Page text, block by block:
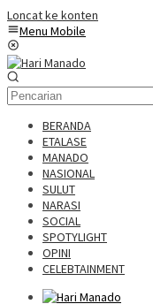
Loncat ke konten
Menu Mobile
BERANDA
ETALASE
MANADO
NASIONAL
SULUT
NARASI
SOCIAL
SPOTYLIGHT
OPINI
CELEBTAINMENT